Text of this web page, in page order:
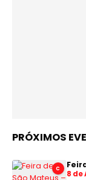
PRÓXIMOS
C
8 de